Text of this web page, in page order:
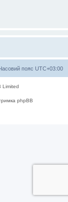
пояс UTC+03:00
Limited
phpBB